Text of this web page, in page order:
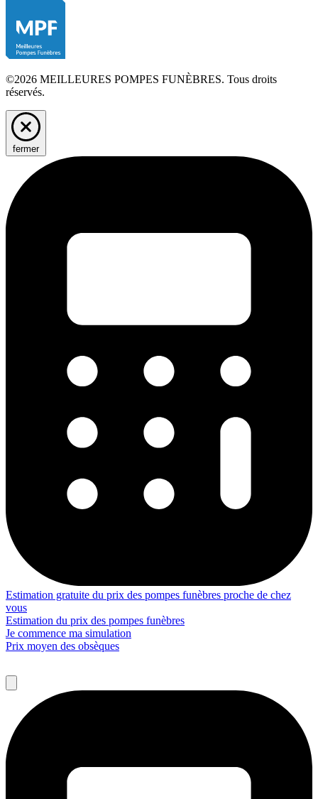
©2026 MEILLEURES POMPES FUNÈBRES. Tous droits
réservés.
fermer
Estimation gratuite du prix des pompes funèbres proche de chez
vous
Estimation du prix des pompes funèbres
Je commence ma simulation
Prix moyen des obsèques